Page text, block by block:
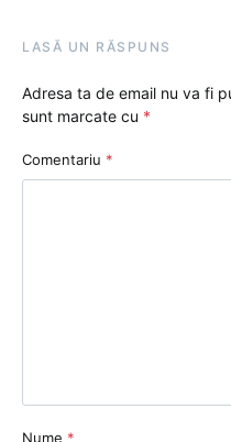
LASĂ UN RĂSPUNS
Adresa ta de email nu va fi
sunt marcate cu *
Comentariu *
Nume *